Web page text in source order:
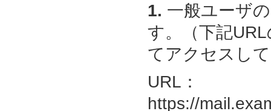
1. 一般ユーザ
す。（下記
てアクセスし
URL：
https://